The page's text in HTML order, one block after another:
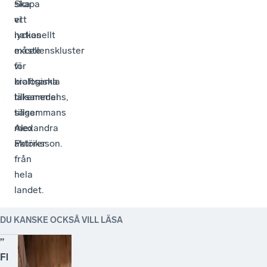
skapa
ett
nationellt
excellenskluster
för
biologiska
läkemedel
tillsammans
med
aktörer
från
hela
landet.
Ska
vi
lyckas
måste
vi
kraftsamla
tillsammans,
säger
Alexandra
Patriksson.
DU KANSKE OCKSÅ VILL LÄSA
”
Fl